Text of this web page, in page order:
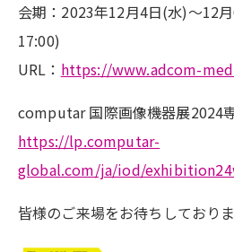
会期：2023年12月4日(水)～12
17:00)
URL： https://www.adcom-
computar 国際画像機器展2024
https://lp.computar-
global.com/ja/iod/
皆様のご来場をお待ちしておりま